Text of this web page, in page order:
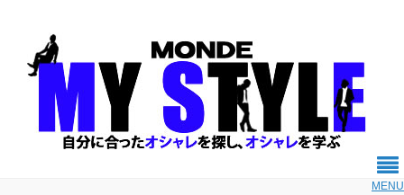
MENU